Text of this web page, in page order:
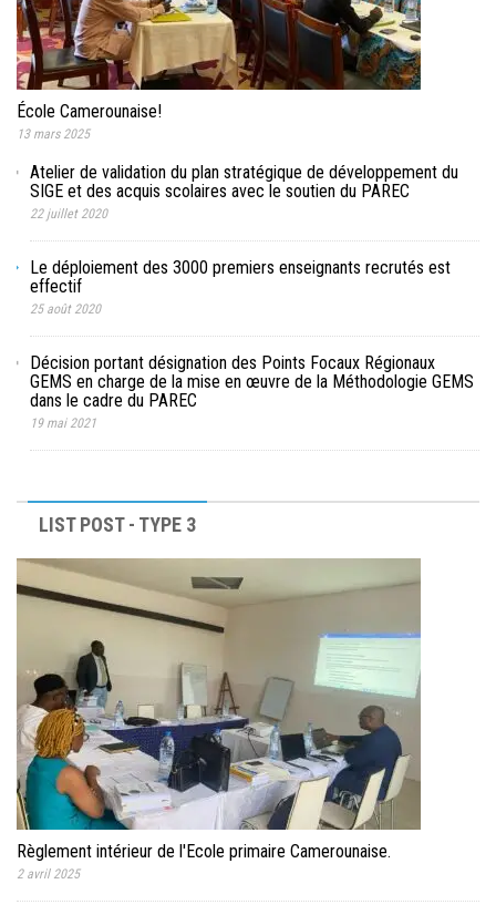
École Camerounaise!
13 mars 2025
Atelier de validation du plan stratégique de développement du
SIGE et des acquis scolaires avec le soutien du PAREC
22 juillet 2020
Le déploiement des 3000 premiers enseignants recrutés est
effectif
25 août 2020
Décision portant désignation des Points Focaux Régionaux
GEMS en charge de la mise en œuvre de la Méthodologie GEMS
dans le cadre du PAREC
19 mai 2021
LIST POST - TYPE 3
Règlement intérieur de l'Ecole primaire Camerounaise.
2 avril 2025